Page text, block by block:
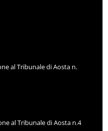
al Tribunale di Aosta n.
al Tribunale di Aosta n.4